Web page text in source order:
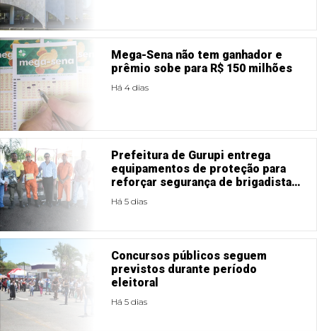
Mega-Sena não tem ganhador e
prêmio sobe para R$ 150 milhões
Há 4 dias
Prefeitura de Gurupi entrega
equipamentos de proteção para
reforçar segurança de brigadistas
e equipe do Viveiro de Mudas
Há 5 dias
Concursos públicos seguem
previstos durante período
eleitoral
Há 5 dias